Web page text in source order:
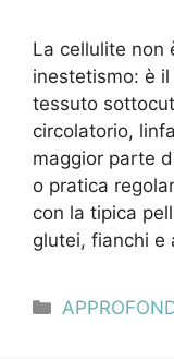
La cellulite non
inestetismo: è
tessuto
circolatorio,
maggior parte
o pratica
con la tipica
glutei, fianchi e
Categorie